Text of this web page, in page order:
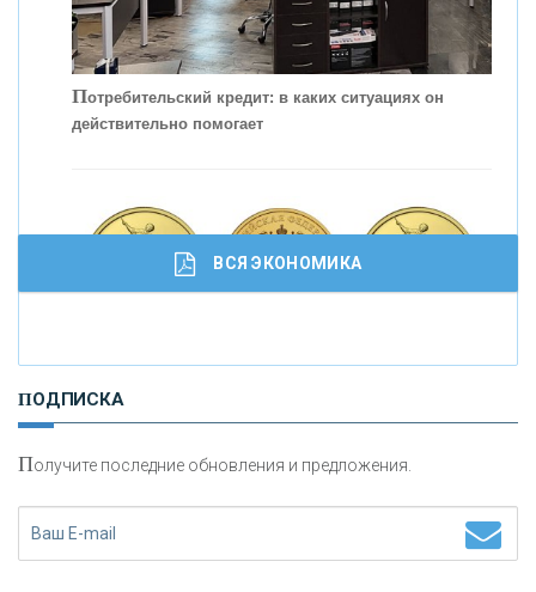
Скорость - один из главных трендов в
кредитовании бизнеса - «Интервью»
Потребительский кредит: в каких ситуациях он
действительно помогает
И
сохранения и увеличения капитала
ВСЯ ЭКОНОМИКА
ПОДПИСКА
Получите последние обновления и предложения.